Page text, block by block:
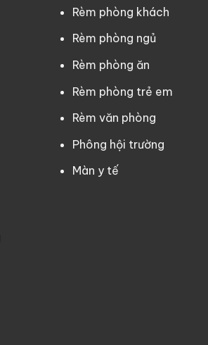
Rèm phòng khách
Rèm phòng ngủ
Rèm phòng ăn
Rèm phòng trẻ em
Rèm văn phòng
Phông hội trường
Màn y tế